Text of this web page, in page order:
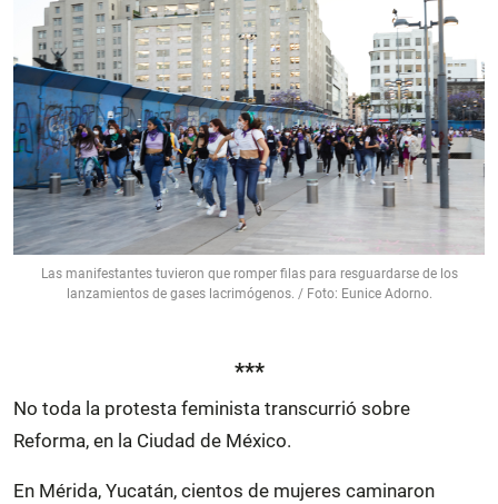
Las manifestantes tuvieron que romper filas para resguardarse de los
lanzamientos de gases lacrimógenos. / Foto: Eunice Adorno.
***
No toda la protesta feminista transcurrió sobre
Reforma, en la Ciudad de México.
En Mérida, Yucatán, cientos de mujeres caminaron